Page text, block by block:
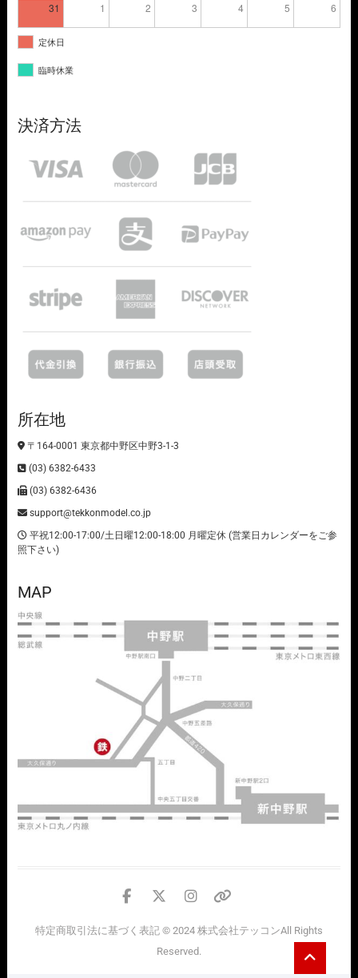
31 1 2 3 4 5 6
定休日
臨時休業
決済方法
所在地
〒164-0001 東京都中野区中野3-1-3
(03) 6382-6433
(03) 6382-6436
support@tekkonmodel.co.jp
平祝12:00-17:00/土日曜12:00-18:00 月曜定休 (営業日カレンダーをご参
照下さい)
MAP
facebook
twitter
instagram
情
特定商取引法に基づく表記© 2024 株式会社テッコンAll Rights
Reserved.
to